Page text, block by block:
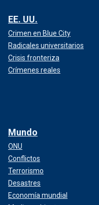
EE. UU.
Crimen en Blue City
Radicales universitarios
Crisis fronteriza
Crímenes reales
Mundo
ONU
Conflictos
Terrorismo
Desastres
Economía mundial